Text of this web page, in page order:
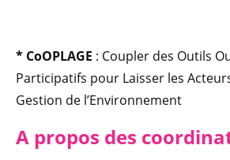
* CoOPLAGE : Coupler des Outils
Participatifs pour Laisser les
Gestion de l’Environnement
A propos des